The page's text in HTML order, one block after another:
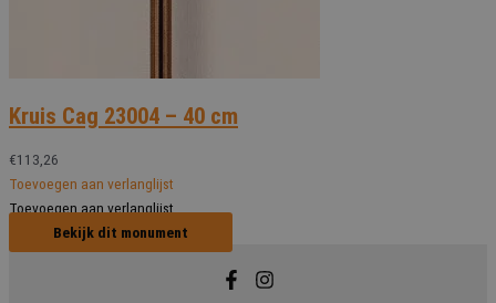
Kruis Cag 23004 – 40 cm
€113,26
Toevoegen aan verlanglijst
Toevoegen aan verlanglijst
Bekijk dit monument